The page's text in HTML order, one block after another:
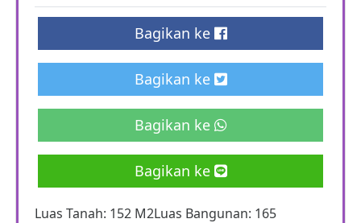
Bagikan ke
Bagikan ke
Bagikan ke
Bagikan ke
Luas Tanah: 152 M2Luas Bangunan: 165